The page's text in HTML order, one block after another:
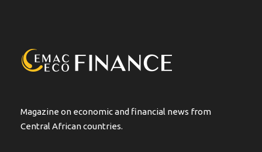
i
Magazine on economic and financial news from
Central African countries.